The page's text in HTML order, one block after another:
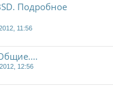
Подробное
11:56
12:56